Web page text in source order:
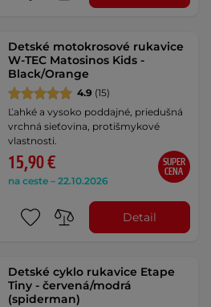
Detské motokrosové rukavice
W-TEC Matosinos Kids -
Black/Orange
4.9 (15)
Ľahké a vysoko poddajné, priedušná
vrchná sieťovina, protišmykové
vlastnosti.
15,90 €
na ceste – 22.10.2026
SUPER
CENA
Detail
Detské cyklo rukavice Etape
Tiny - červená/modrá
(spiderman)